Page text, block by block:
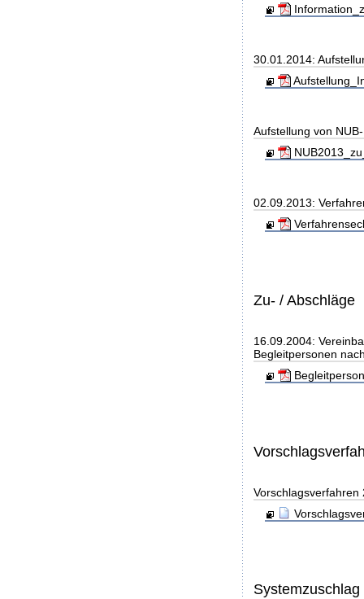
30.01.2014:
Aufstellung von
02.09.2013:
Zu- / Abschläge
16.09.2004:
Begleitpersonen
Systemzuschlag